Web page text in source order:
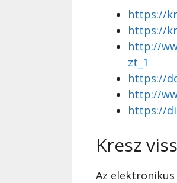
https://
https://
http://
zt_1
https://
http://
https://
Kresz
Az